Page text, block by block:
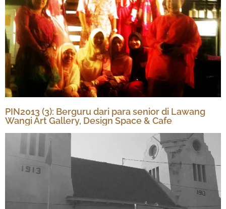
PIN2013 (3): Berguru dari para senior di Lawang
Wangi Art Gallery, Design Space & Cafe